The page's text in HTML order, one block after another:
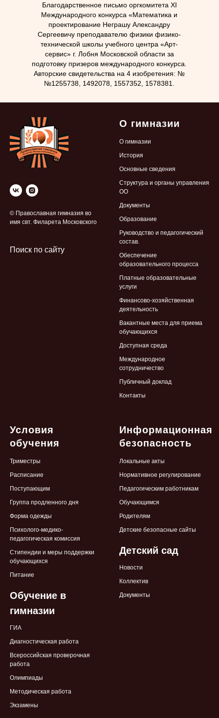
Благодарственное письмо оргкомитета XI
Международного конкурса «Математика и
проектирование Неграшу Александру
Сергеевичу преподавателю физики физико-
технической школы учебного центра «Арт-
сервис» г. Лобня Московской области за
подготовку призеров международного конкурса.
Авторские свидетельства на 4 изобретения: №
№1255738, 1492078, 1557352, 1578381.
© Православная гимназия во
имя свт. Филарета Московского
Поиск по сайту
О гимназии
О гимназии
История
Основные сведения
Структура и органы управления
ОО
Документы
Образование
Руководство и педагогический
состав.
Обеспечение
образовательного процесса
Платные образовательные
услуги
Финансово-хозяйственная
деятельность
Вакантные места для приема
обучающихся
Доступная среда
Международное
сотрудничество
Публичный доклад
Контакты
Условия
обучения
Триместры
Расписание
Поступающим
Группа продленного дня
Форма одежды
Психолого-медико-
педагогическая комиссия
Стипендии и меры поддержки
обучающихся
Питание
Обучение в
гимназии
ГИА
Диагностическая работа
Всероссийская проверочная
работа
Олимпиады
Методическая работа
Экзамены
Информационная
безопасность
Локальные акты
Нормативное регулирование
Педагогическим работникам
Обучающимся
Родителям
Детские безопасные сайты
Детский сад
Новости
Коллектив
Документы